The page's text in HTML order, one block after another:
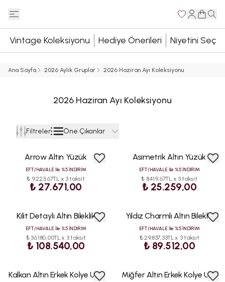
Vintage Koleksiyonu Hediye Önerileri Niyetini Seç
Ana Sayfa 2026 Aylık Gruplar 2026 Haziran Ayı Koleksiyonu
2026 Haziran Ayı Koleksiyonu
Filtreler Öne Çıkanlar
Arrow Altın Yüzük
EFT/HAVALE İle %5 İNDİRİM
₺ 9.223,67TL x 3 taksit
₺ 27.671,00
Asimetrik Altın Yüzük
EFT/HAVALE İle %5 İNDİRİM
₺ 8.419,67TL x 3 taksit
₺ 25.259,00
Kilit Detaylı Altın Bileklik
EFT/HAVALE İle %5 İNDİRİM
₺ 36.180,00TL x 3 taksit
₺ 108.540,00
Yıldız Charmlı Altın Bileklik
EFT/HAVALE İle %5 İNDİRİM
₺ 29.837,33TL x 3 taksit
₺ 89.512,00
Kalkan Altın Erkek Kolye Ucu Miğfer Altın Erkek Kolye Ucu